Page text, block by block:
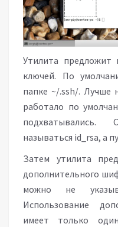
Утилита предложит
ключей. По
папке ~/.ssh/. Лучше
работало по
называться id_rsa, а
Затем утилита
дополнительного
можно не
Использование
имеет только